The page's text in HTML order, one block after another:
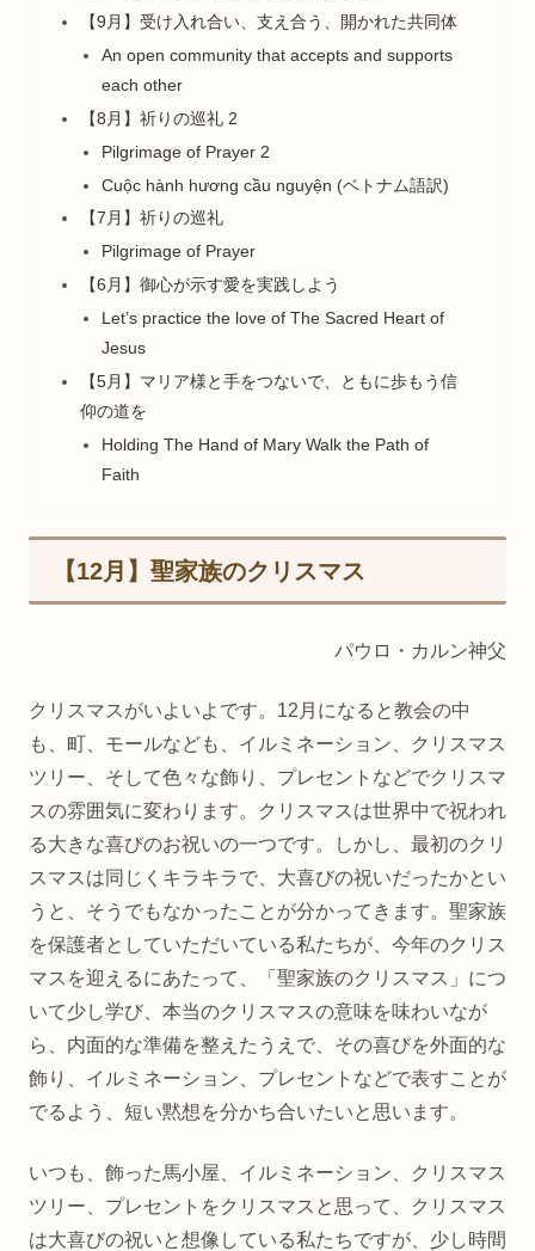
【9月】受け入れ合い、支え合う、開かれた共同体
An open community that accepts and supports
each other
【8月】祈りの巡礼 2
Pilgrimage of Prayer 2
Cuộc hành hương cầu nguyện (ベトナム語訳)
【7月】祈りの巡礼
Pilgrimage of Prayer
【6月】御心が示す愛を実践しよう
Let’s practice the love of The Sacred Heart of
Jesus
【5月】マリア様と手をつないで、ともに歩もう信
仰の道を
Holding The Hand of Mary Walk the Path of
Faith
【12月】聖家族のクリスマス
パウロ・カルン神父
クリスマスがいよいよです。12月になると教会の中
も、町、モールなども、イルミネーション、クリスマス
ツリー、そして色々な飾り、プレセントなどでクリスマ
スの雰囲気に変わります。クリスマスは世界中で祝われ
る大きな喜びのお祝いの一つです。しかし、最初のクリ
スマスは同じくキラキラで、大喜びの祝いだったかとい
うと、そうでもなかったことが分かってきます。聖家族
を保護者としていただいている私たちが、今年のクリス
マスを迎えるにあたって、「聖家族のクリスマス」につ
いて少し学び、本当のクリスマスの意味を味わいなが
ら、内面的な準備を整えたうえで、その喜びを外面的な
飾り、イルミネーション、プレセントなどで表すことが
でるよう、短い黙想を分かち合いたいと思います。
いつも、飾った馬小屋、イルミネーション、クリスマス
ツリー、プレセントをクリスマスと思って、クリスマス
は大喜びの祝いと想像している私たちですが、少し時間